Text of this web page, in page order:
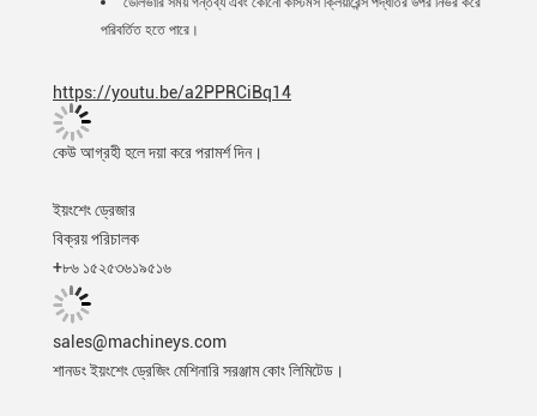
পরিবর্তিত হতে পারে।
https://youtu.be/a2PPRCiBq14
কেউ আগ্রহী হলে দয়া করে পরামর্শ দিন।
ইয়ংশেং ড্রেজার
বিক্রয় পরিচালক
+৮৬ ১৫২৫৩৬১৯৫১৬
sales@machineys.com
শানডং ইয়ংশেং ড্রেজিং মেশিনারি সরঞ্জাম কোং লিমিটেড।